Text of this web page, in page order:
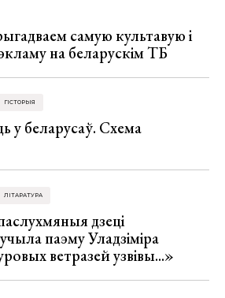
самую культавую і
на беларускім ТБ
ГІСТОРЫЯ
у беларусаў. Схема
ЛІТАРАТУРА
дзеці
паэму Уладзіміра
ветразей узвівы...»